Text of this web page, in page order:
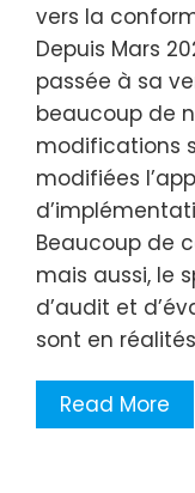
vers la
Depuis Mars
passée à sa
beaucoup de
modifications
modifiées
Beaucoup de
mais aussi, le
d’audit et
sont en
Read More